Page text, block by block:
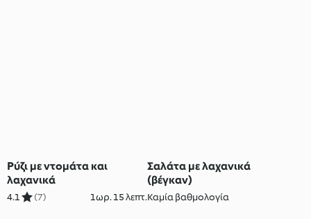
Ρύζι με ντομάτα και
λαχανικά
4.1 (7) 1ωρ. 15 λεπτ.
Σαλάτα με λαχανικά
(βέγκαν)
Καμία βαθμολογία